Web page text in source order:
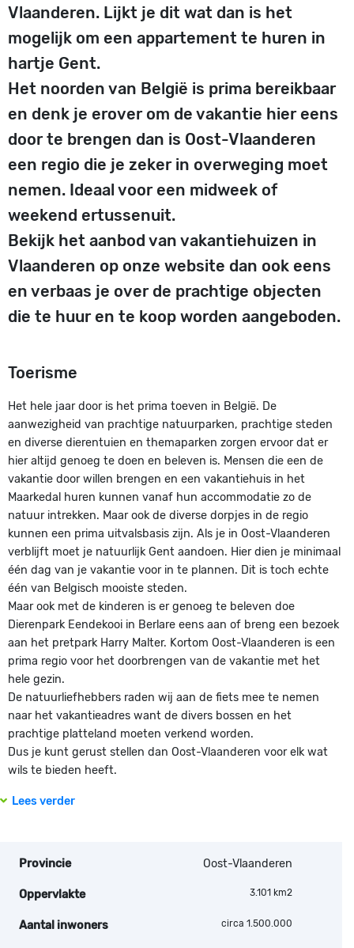
Vlaanderen. Lijkt je dit wat dan is het
mogelijk om een appartement te huren in
hartje Gent.
Het noorden van België is prima bereikbaar
en denk je erover om de vakantie hier eens
door te brengen dan is Oost-Vlaanderen
een regio die je zeker in overweging moet
nemen. Ideaal voor een midweek of
weekend ertussenuit.
Bekijk het aanbod van vakantiehuizen in
Vlaanderen op onze website dan ook eens
en verbaas je over de prachtige objecten
die te huur en te koop worden aangeboden.
Toerisme
Het hele jaar door is het prima toeven in België. De
aanwezigheid van prachtige natuurparken, prachtige steden
en diverse dierentuien en themaparken zorgen ervoor dat er
hier altijd genoeg te doen en beleven is. Mensen die een de
vakantie door willen brengen en een vakantiehuis in het
Maarkedal huren kunnen vanaf hun accommodatie zo de
natuur intrekken. Maar ook de diverse dorpjes in de regio
kunnen een prima uitvalsbasis zijn. Als je in Oost-Vlaanderen
verblijft moet je natuurlijk Gent aandoen. Hier dien je minimaal
één dag van je vakantie voor in te plannen. Dit is toch echte
één van Belgisch mooiste steden.
Maar ook met de kinderen is er genoeg te beleven doe
Dierenpark Eendekooi in Berlare eens aan of breng een bezoek
aan het pretpark Harry Malter. Kortom Oost-Vlaanderen is een
prima regio voor het doorbrengen van de vakantie met het
hele gezin.
De natuurliefhebbers raden wij aan de fiets mee te nemen
naar het vakantieadres want de divers bossen en het
prachtige platteland moeten verkend worden.
Dus je kunt gerust stellen dan Oost-Vlaanderen voor elk wat
wils te bieden heeft.
Lees verder
Provincie Oost-Vlaanderen
Oppervlakte 3.101 km2
Aantal inwoners circa 1.500.000